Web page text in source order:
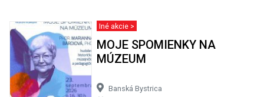
Iné akcie >
MOJE SPOMIENKY NA
MÚZEUM
Banská Bystrica